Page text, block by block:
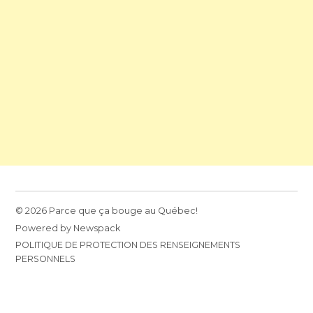
© 2026 Parce que ça bouge au Québec!
Powered by Newspack
POLITIQUE DE PROTECTION DES RENSEIGNEMENTS
PERSONNELS